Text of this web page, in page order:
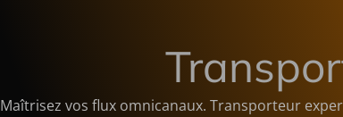
Maîtrisez vos flux omnicanaux. Transporteur